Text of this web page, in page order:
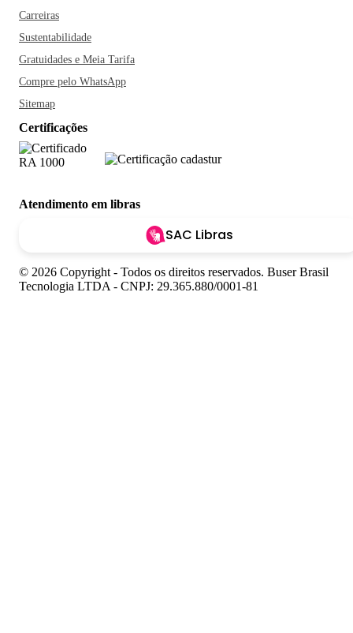
Carreiras
Sustentabilidade
Gratuidades e Meia Tarifa
Compre pelo WhatsApp
Sitemap
Certificações
Atendimento em libras
SAC Libras
© 2026 Copyright - Todos os direitos reservados. Buser Brasil
Tecnologia LTDA - CNPJ: 29.365.880/0001-81